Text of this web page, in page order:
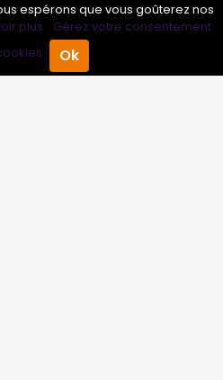
Agenda
pro
entreprise
Pros
espérons que vous goûterez nos
plus. Gérez votre consentement
Ok